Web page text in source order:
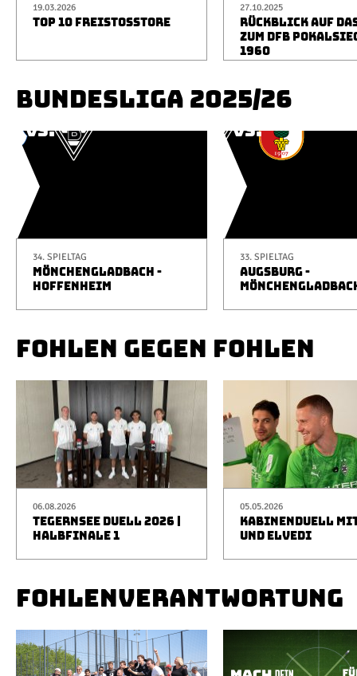
19.03.2026
TOP 10 FREISTOSSTORE
27.10.2025
RÜCKBLICK AUF
ZUM DFB
1960
BUNDESLIGA 2025/26
34. SPIELTAG
MÖNCHENGLADBACH -
HOFFENHEIM
33. SPIELTAG
AUGSBURG -
FOHLEN GEGEN FOHLEN
06.08.2026
TEGERNSEE DUELL 2026 |
HALBFINALE 1
05.05.2026
KABINENDUELL
UND ELVEDI
FOHLENVERANTWORTUNG